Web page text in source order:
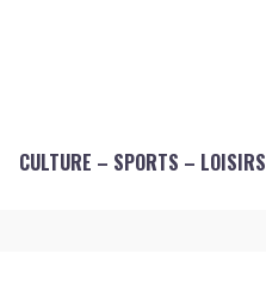
CULTURE – SPORTS – LOISIRS